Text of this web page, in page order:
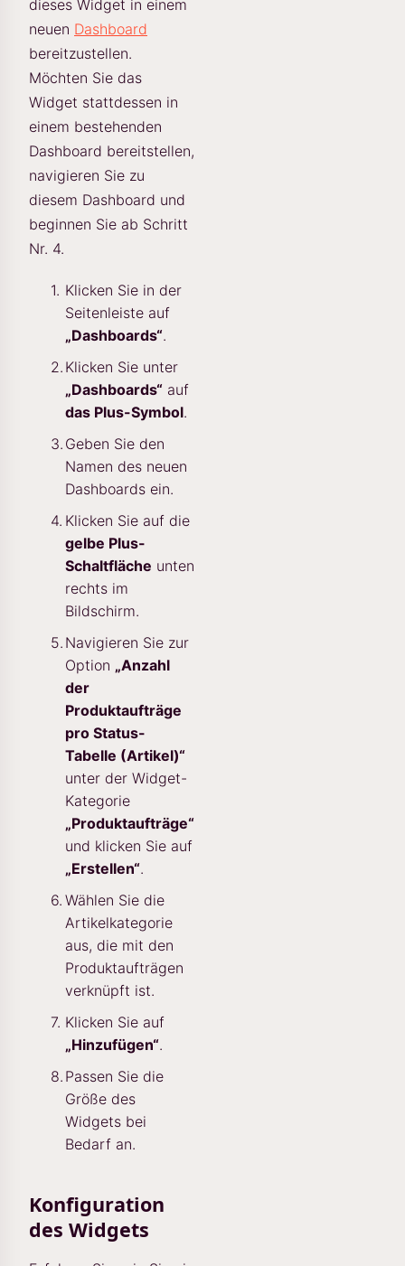
dieses Widget in einem
neuen Dashboard
bereitzustellen.
Möchten Sie das
Widget stattdessen in
einem bestehenden
Dashboard bereitstellen,
navigieren Sie zu
diesem Dashboard und
beginnen Sie ab Schritt
Nr. 4.
Klicken Sie in der
Seitenleiste auf
„Dashboards“.
Klicken Sie unter
„Dashboards“ auf
das Plus-Symbol.
Geben Sie den
Namen des neuen
Dashboards ein.
Klicken Sie auf die
gelbe Plus-
Schaltfläche unten
rechts im
Bildschirm.
Navigieren Sie zur
Option „Anzahl
der
Produktaufträge
pro Status-
Tabelle (Artikel)“
unter der Widget-
Kategorie
„Produktaufträge“
und klicken Sie auf
„Erstellen“.
Wählen Sie die
Artikelkategorie
aus, die mit den
Produktaufträgen
verknüpft ist.
Klicken Sie auf
„Hinzufügen“.
Passen Sie die
Größe des
Widgets bei
Bedarf an.
Konfiguration
des Widgets